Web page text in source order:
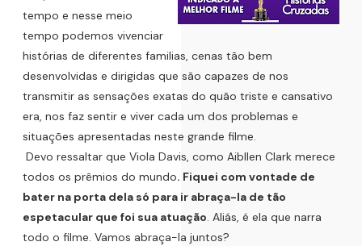
tempo e nesse meio
tempo podemos vivenciar
histórias de diferentes familias, cenas tão bem
desenvolvidas e dirigidas que são capazes de nos
transmitir as sensações exatas do quão triste e cansativo
era, nos faz sentir e viver cada um dos problemas e
situações apresentadas neste grande filme.
Devo ressaltar que Viola Davis, como Aibllen Clark merece
todos os prêmios do mundo. Fiquei com vontade de
bater na porta dela só para ir abraça-la de tão
espetacular que foi sua atuação. Aliás, é ela que narra
todo o filme. Vamos abraça-la juntos?